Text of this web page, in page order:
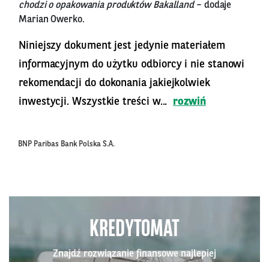
chodzi o opakowania produktów Bakalland – dodaje
Marian Owerko.
Niniejszy dokument jest jedynie materiałem
informacyjnym do użytku odbiorcy i nie stanowi
rekomendacji do dokonania jakiejkolwiek
inwestycji. Wszystkie treści w...
rozwiń
BNP Paribas Bank Polska S.A.
KREDYTOMAT
Znajdź rozwiązanie finansowe najlepiej